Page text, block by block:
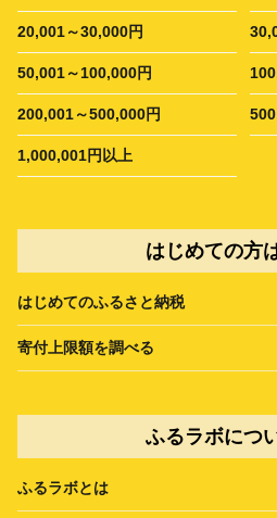
20,001～30,000円
50,001～100,000円
200,001～500,000円
1,000,001円以上
はじめての方
はじめてのふるさと納税
寄付上限額を調べる
ふるラボにつ
ふるラボとは